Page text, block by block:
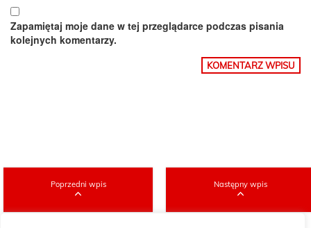
Zapamiętaj moje dane w tej przeglądarce podczas pisania
kolejnych komentarzy.
Poprzedni wpis Następny wpis